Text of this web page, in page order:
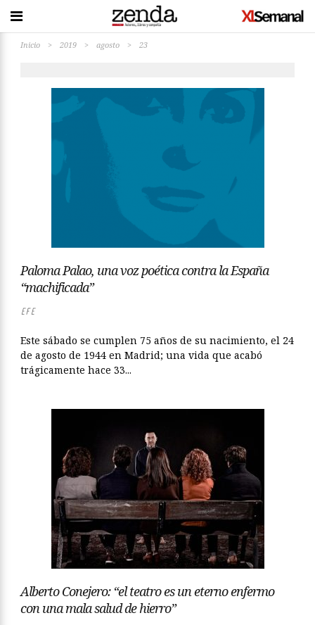
Inicio > 2019 > agosto > 23
Paloma Palao, una voz poética contra la España
“machificada”
EFE
Este sábado se cumplen 75 años de su nacimiento, el 24
de agosto de 1944 en Madrid; una vida que acabó
trágicamente hace 33...
Alberto Conejero: “el teatro es un eterno enfermo
con una mala salud de hierro”